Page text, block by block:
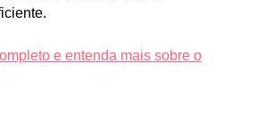
e entenda mais sobre o